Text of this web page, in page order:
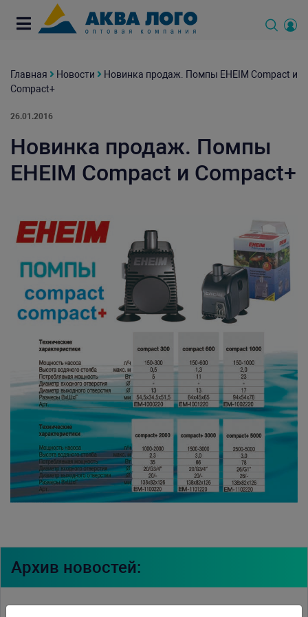
Главная Новости
Новинка продаж. Помпы EHEIM Compact и
Compact+
26.01.2016
Новинка продаж. Помпы
EHEIM Compact и Compact+
Архив новостей: